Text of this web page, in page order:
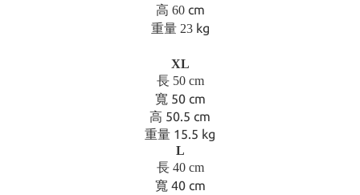
高 60cm
重量 23kg
XL
長 50 cm
寬 50cm
高 50.5 cm
重量 15.5 kg
L
長 40 cm
寬 40 cm